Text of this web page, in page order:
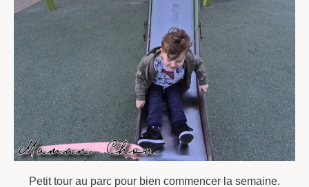
Petit tour au parc pour bien commencer la semaine.